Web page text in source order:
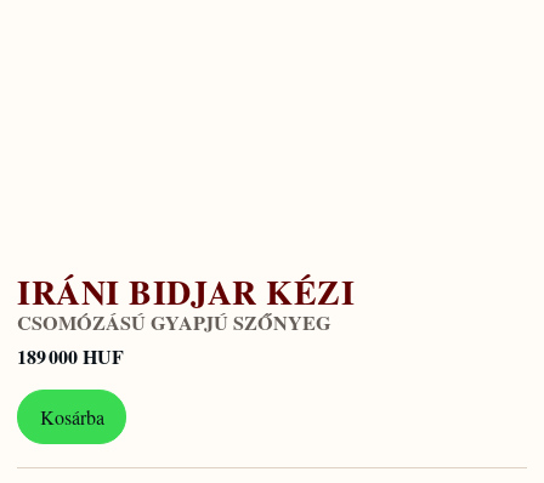
IRÁNI BIDJAR KÉZI
CSOMÓZÁSÚ GYAPJÚ SZŐNYEG
189 000 HUF
Kosárba